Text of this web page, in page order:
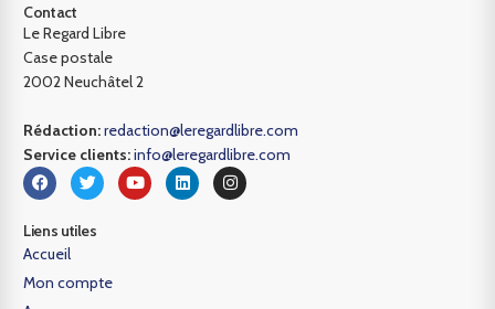
Contact
Le Regard Libre
Case postale
2002 Neuchâtel 2
Rédaction:redaction@leregardlibre.com
Service clients:info@leregardlibre.com
Liens utiles
Accueil
Mon compte